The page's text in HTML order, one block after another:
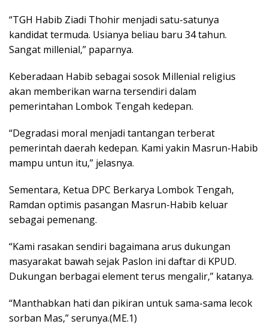
“TGH Habib Ziadi Thohir menjadi satu-satunya
kandidat termuda. Usianya beliau baru 34 tahun.
Sangat millenial,” paparnya.
Keberadaan Habib sebagai sosok Millenial religius
akan memberikan warna tersendiri dalam
pemerintahan Lombok Tengah kedepan.
“Degradasi moral menjadi tantangan terberat
pemerintah daerah kedepan. Kami yakin Masrun-Habib
mampu untun itu,” jelasnya.
Sementara, Ketua DPC Berkarya Lombok Tengah,
Ramdan optimis pasangan Masrun-Habib keluar
sebagai pemenang.
“Kami rasakan sendiri bagaimana arus dukungan
masyarakat bawah sejak Paslon ini daftar di KPUD.
Dukungan berbagai element terus mengalir,” katanya.
“Manthabkan hati dan pikiran untuk sama-sama lecok
sorban Mas,” serunya.(ME.1)